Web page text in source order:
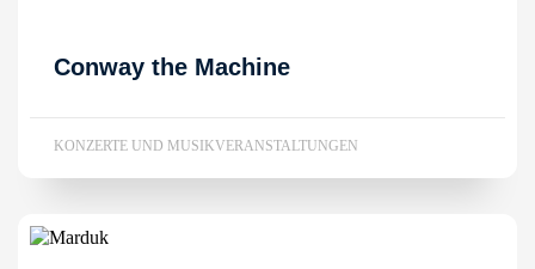
Conway the Machine
KONZERTE UND MUSIKVERANSTALTUNGEN